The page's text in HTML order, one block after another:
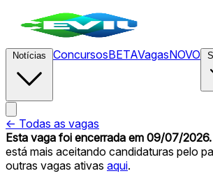
ConcursosBETAVagasNOVO
← Todas as vagas
Esta vaga foi encerrada em 09/07/2026.
está mais aceitando candidaturas pelo
outras vagas ativas aqui.